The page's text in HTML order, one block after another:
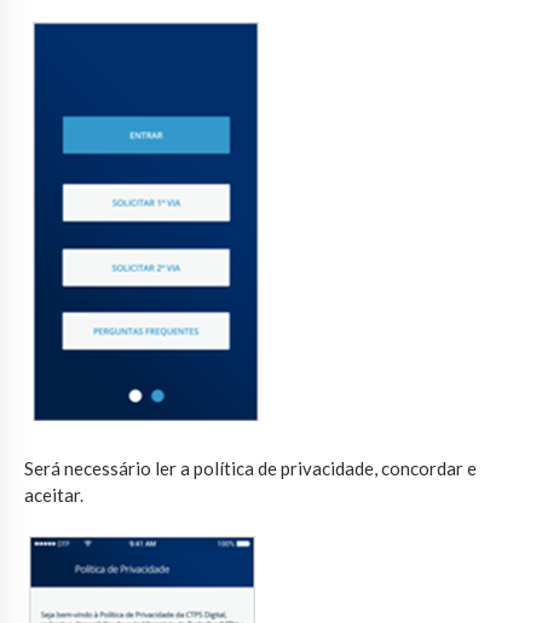
Será necessário ler a política de privacidade, concordar e
aceitar.